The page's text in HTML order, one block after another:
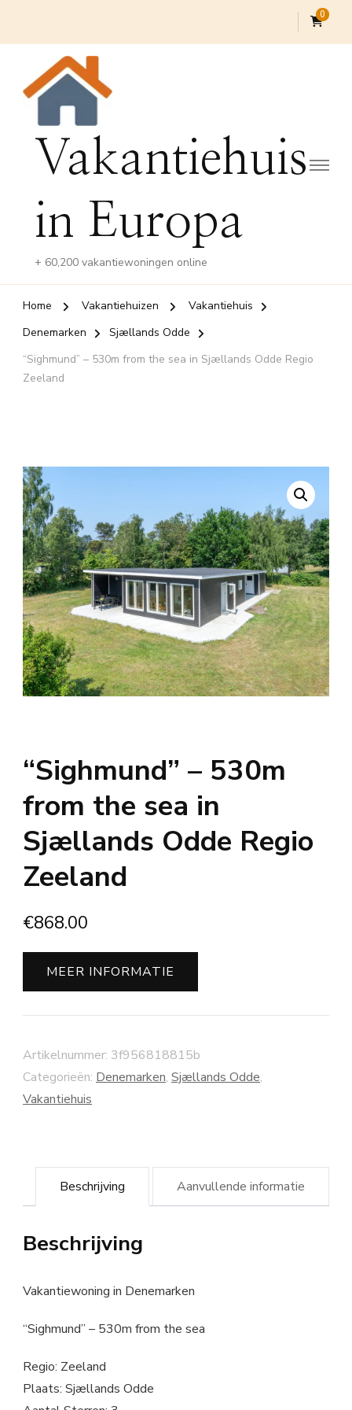
0
Vakantiehuis
in Europa
+ 60,200 vakantiewoningen online
Home Vakantiehuizen
Vakantiehuis
Denemarken
Sjællands Odde
“Sighmund” – 530m from the sea in Sjællands Odde Regio
Zeeland
“Sighmund” – 530m
from the sea in
Sjællands Odde Regio
Zeeland
€868.00
MEER INFORMATIE
Artikelnummer: 3f956818815b
Categorieën: Denemarken, Sjællands Odde,
Vakantiehuis
Beschrijving Aanvullende informatie
Beschrijving
Vakantiewoning in Denemarken
“Sighmund” – 530m from the sea
Regio: Zeeland
Plaats: Sjællands Odde